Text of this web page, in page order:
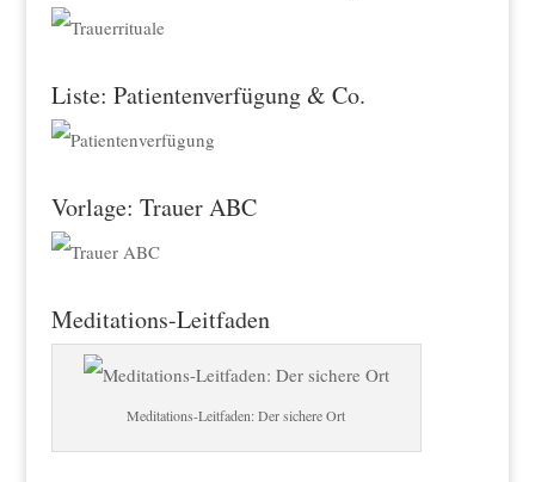
Liste: Patientenverfügung & Co.
Vorlage: Trauer ABC
Meditations-Leitfaden
Meditations-Leitfaden: Der sichere Ort